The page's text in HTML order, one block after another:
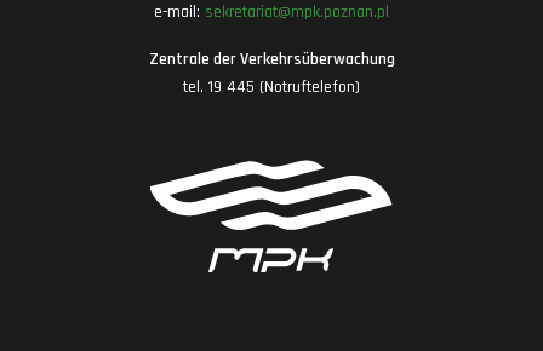
e-mail: sekretariat@mpk.poznan.pl
Zentrale der Verkehrsüberwachung
tel. 19 445 (Notruftelefon)